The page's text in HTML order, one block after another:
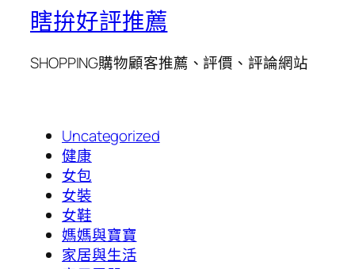
瞎拚好評推薦
SHOPPING購物顧客推薦、評價、評論網站
Uncategorized
健康
女包
女裝
女鞋
媽媽與寶寶
家居與生活